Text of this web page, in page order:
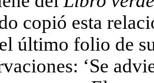
copió esta
último folio de
‘Se